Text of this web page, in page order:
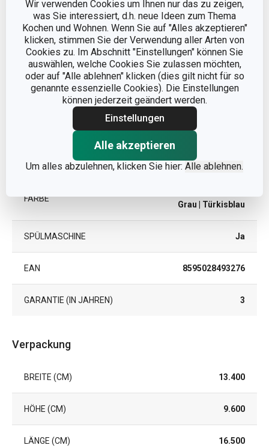
Wir verwenden Cookies um Ihnen nur das zu zeigen,
was Sie interessiert, d.h. neue Ideen zum Thema
Kochen und Wohnen. Wenn Sie auf "Alles akzeptieren"
klicken, stimmen Sie der Verwendung aller Arten von
Cookies zu. Im Abschnitt "Einstellungen" können Sie
auswählen, welche Cookies Sie zulassen möchten,
oder auf "Alle ablehnen" klicken (dies gilt nicht für so
genannte essenzielle Cookies). Die Einstellungen
können jederzeit geändert werden.
Einstellungen
Alle akzeptieren
Um alles abzulehnen, klicken Sie hier: Alle ablehnen.
GEEIGNET
KATEGORIE Krüge und Tassen
MATERIAL Keramik
MIKROWELLENGEEIGNET
PRODUKTART
PRODUKTLINIE CREMA
FARBE
Grau | Türkisblau
SPÜLMASCHINE Ja
EAN 8595028493276
GARANTIE (IN JAHREN) 3
Verpackung
BREITE (CM) 13.400
HÖHE (CM) 9.600
LÄNGE (CM) 16.500